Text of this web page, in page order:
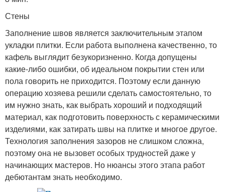
Стены
Заполнение швов является заключительным этапом
укладки плитки. Если работа выполнена качественно, то
кафель выглядит безукоризненно. Когда допущены
какие-либо ошибки, об идеальном покрытии стен или
пола говорить не приходится. Поэтому если данную
операцию хозяева решили сделать самостоятельно, то
им нужно знать, как выбрать хороший и подходящий
материал, как подготовить поверхность с керамическими
изделиями, как затирать швы на плитке и многое другое.
Технология заполнения зазоров не слишком сложна,
поэтому она не вызовет особых трудностей даже у
начинающих мастеров. Но нюансы этого этапа работ
дебютантам знать необходимо.